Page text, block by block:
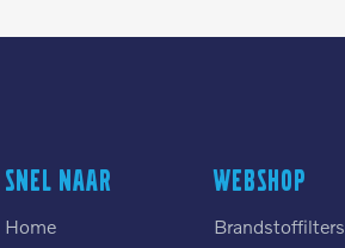
Snel naar
Home
Webshop
Brandstoffilters